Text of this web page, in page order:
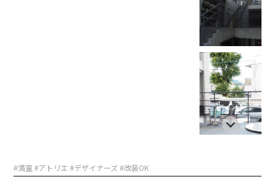
#満室 #アトリエ #デザイナーズ #改装OK